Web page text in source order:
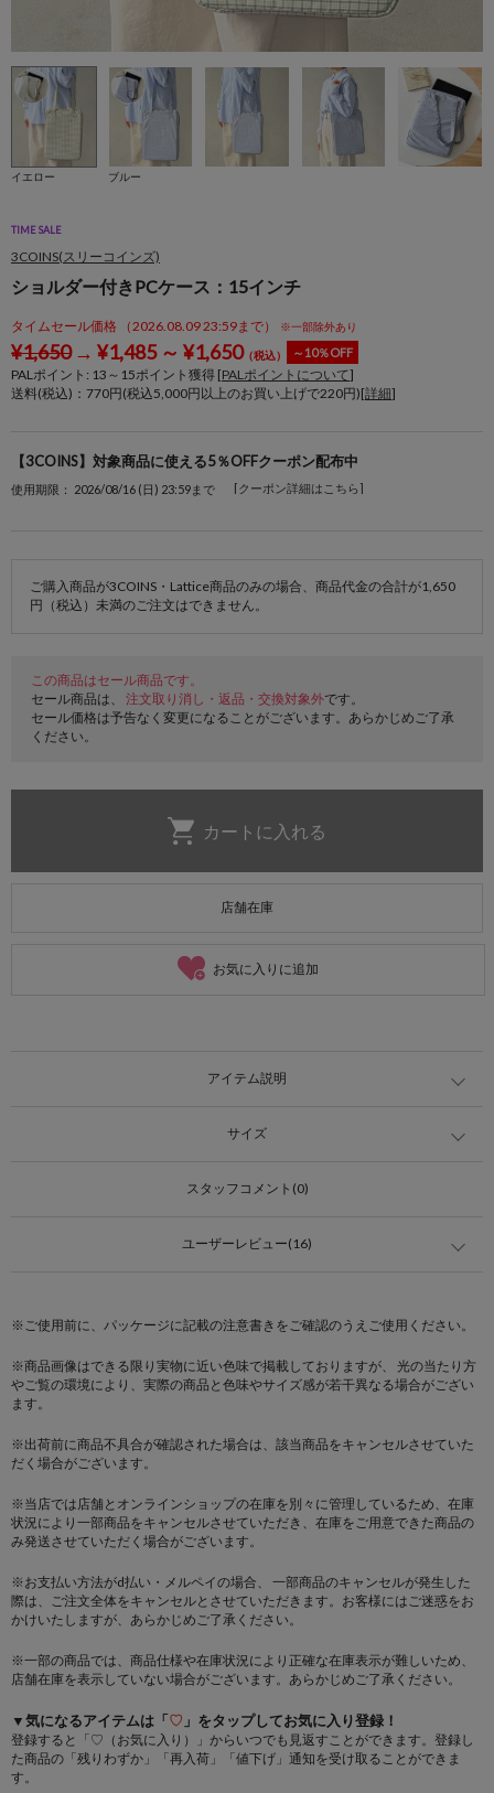
イエロー ブルー
TIME SALE
3COINS(スリーコインズ)
ショルダー付きPCケース：15インチ
タイムセール価格 （2026.08.09 23:59まで） ※一部除外あり
¥1,650→ ¥1,485～ ¥1,650（税込） ～10％OFF
PALポイント: 13 ～ 15ポイント獲得 [PALポイントについて]
送料(税込)：770円(税込5,000円以上のお買い上げで220円)[詳細]
【3COINS】対象商品に使える5％OFFクーポン配布中
使用期限： 2026/08/16 (日) 23:59まで [クーポン詳細はこちら]
ご購入商品が3COINS・Lattice商品のみの場合、商品代金の合計が1,650
円（税込）未満のご注文はできません。
この商品はセール商品です。
セール商品は、 注文取り消し・返品・交換対象外です。
セール価格は予告なく変更になることがございます。あらかじめご了承
ください。
店舗在庫
お気に入りに追加
アイテム説明
サイズ
スタッフコメント(0)
ユーザーレビュー(16)
※ご使用前に、パッケージに記載の注意書きをご確認のうえご使用ください。
※商品画像はできる限り実物に近い色味で掲載しておりますが、 光の当たり方
やご覧の環境により、実際の商品と色味やサイズ感が若干異なる場合がござい
ます。
※出荷前に商品不具合が確認された場合は、該当商品をキャンセルさせていた
だく場合がございます。
※当店では店舗とオンラインショップの在庫を別々に管理しているため、在庫
状況により一部商品をキャンセルさせていただき、在庫をご用意できた商品の
み発送させていただく場合がございます。
※お支払い方法がd払い・メルペイの場合、 一部商品のキャンセルが発生した
際は、ご注文全体をキャンセルとさせていただきます。お客様にはご迷惑をお
かけいたしますが、あらかじめご了承ください。
※一部の商品では、商品仕様や在庫状況により正確な在庫表示が難しいため、
店舗在庫を表示していない場合がございます。あらかじめご了承ください。
▼気になるアイテムは「♡ 」をタップしてお気に入り登録！
登録すると「♡（お気に入り）」からいつでも見返すことができます。登録し
た商品の「残りわずか」「再入荷」「値下げ」通知を受け取ることができま
す。